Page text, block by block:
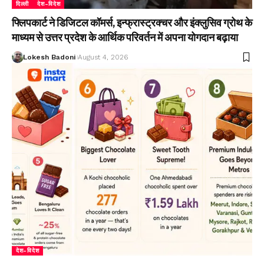
दिल्ली देश-विदेश
फ्लिपकार्ट ने डिजिटल कॉमर्स, इन्फ्रास्ट्रक्चर और इंक्लुसिव ग्रोथ के
माध्यम से उत्तर प्रदेश के आर्थिक परिवर्तन में अपना योगदान बढ़ाया
Lokesh Badoni August 4, 2026
देश-विदेश